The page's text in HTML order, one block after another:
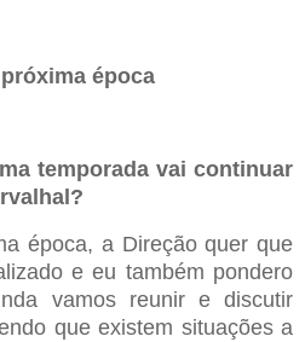
época
temporada vai continuar
época, a Direção quer que
e eu também pondero
vamos reunir e discutir
que existem situações a